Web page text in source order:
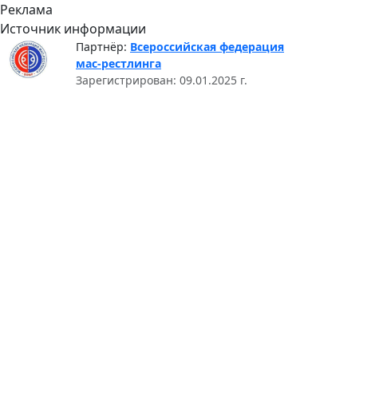
Реклама
Источник информации
Партнёр: Всероссийская федерация
мас-рестлинга
Зарегистрирован: 09.01.2025 г.